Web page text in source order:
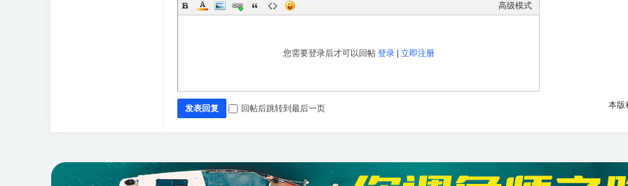
高级模式
您需要登录后才可以回帖 登录| 立即注册
本版
发表回复 回帖后跳转到最后一页